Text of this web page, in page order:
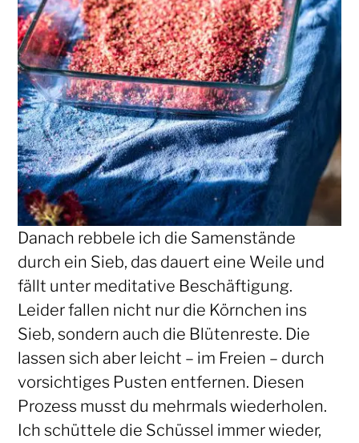
Danach rebbele ich die Samenstände
durch ein Sieb, das dauert eine Weile und
fällt unter meditative Beschäftigung.
Leider fallen nicht nur die Körnchen ins
Sieb, sondern auch die Blütenreste. Die
lassen sich aber leicht – im Freien – durch
vorsichtiges Pusten entfernen. Diesen
Prozess musst du mehrmals wiederholen.
Ich schüttele die Schüssel immer wieder,